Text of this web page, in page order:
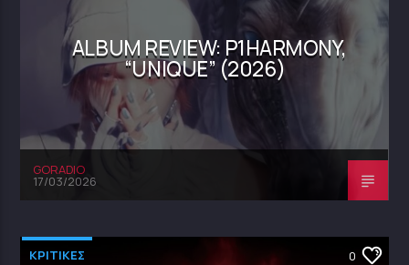
ALBUM REVIEW: P1HARMONY,
“UNIQUE” (2026)
GORADIO
17/03/2026
ΚΡΙΤΙΚΕΣ 0